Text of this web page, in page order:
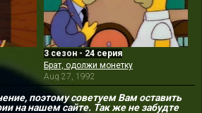
3 сезон - 24 серия
Брат, одолжи монетку
Aug 27, 1992
поэтому советуем Вам оставить
на нашем сайте. Так же не забудте